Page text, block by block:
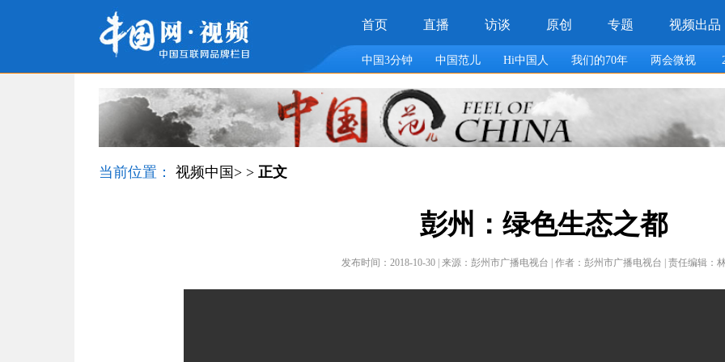
当前位置： 视频中国 > > 正文
彭州：绿色生态之都
发布时间：2018-10-30 | 来源：彭州市广播电视台 | 作者：彭州市广播电视台 | 责任编辑：